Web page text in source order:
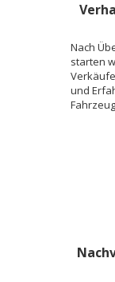
Nach
starten
und